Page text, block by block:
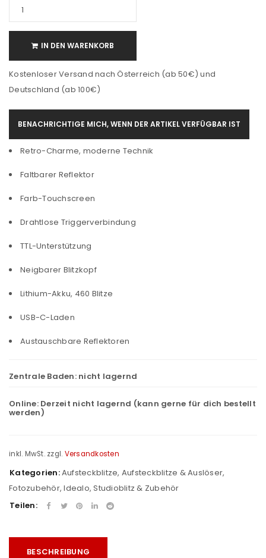
IN DEN WARENKORB
Kostenloser Versand nach Österreich (ab 50€) und
Deutschland (ab 100€)
BENACHRICHTIGE MICH, WENN DER ARTIKEL VERFÜGBAR IST
Retro-Charme, moderne Technik
Faltbarer Reflektor
Farb-Touchscreen
Drahtlose Triggerverbindung
TTL-Unterstützung
Neigbarer Blitzkopf
Lithium-Akku, 460 Blitze
USB-C-Laden
Austauschbare Reflektoren
Zentrale Baden: nicht lagernd
Online: Derzeit nicht lagernd (kann gerne für dich bestellt
werden)
inkl. MwSt. zzgl. Versandkosten
Kategorien:Aufsteckblitze, Aufsteckblitze & Auslöser,
Fotozubehör,Idealo,Studioblitz & Zubehör
Teilen:
BESCHREIBUNG